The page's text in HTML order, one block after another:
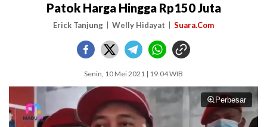
Patok Harga Hingga Rp150 Juta
Erick Tanjung Welly Hidayat Suara.Com
Senin, 10 Mei 2021 | 19:04 WIB
Perbesar